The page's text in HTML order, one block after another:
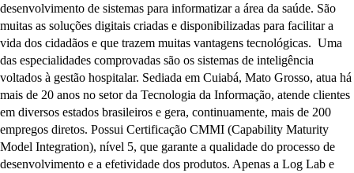
desenvolvimento de sistemas para informatizar a área da saúde. São
muitas as soluções digitais criadas e disponibilizadas para facilitar a
vida dos cidadãos e que trazem muitas vantagens tecnológicas. Uma
das especialidades comprovadas são os sistemas de inteligência
voltados à gestão hospitalar. Sediada em Cuiabá, Mato Grosso, atua há
mais de 20 anos no setor da Tecnologia da Informação, atende clientes
em diversos estados brasileiros e gera, continuamente, mais de 200
empregos diretos. Possui Certificação CMMI (Capability Maturity
Model Integration), nível 5, que garante a qualidade do processo de
desenvolvimento e a efetividade dos produtos. Apenas a Log Lab e